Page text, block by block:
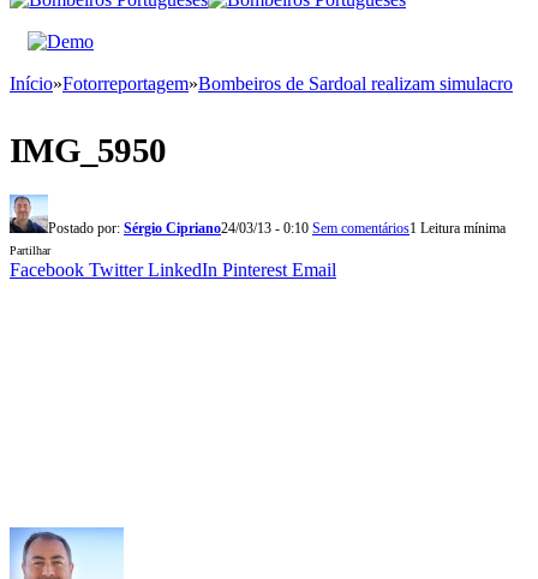
Início»Fotorreportagem»Bombeiros de Sardoal realizam simulacro
IMG_5950
Postado por: Sérgio Cipriano24/03/13 - 0:10 Sem comentários1 Leitura mínima
Partilhar
Facebook Twitter LinkedIn Pinterest Email